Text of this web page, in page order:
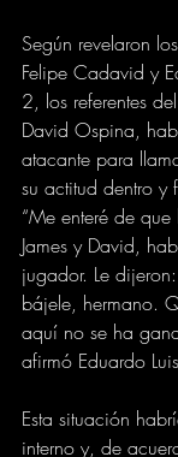
Según revelaron
Felipe Cadavid y
2, los referentes
David Ospina,
atacante para
su actitud dentro y
“Me enteré de
James y David,
jugador. Le
bájele, hermano.
aquí no se ha
afirmó Eduardo
Esta situación
interno y, de